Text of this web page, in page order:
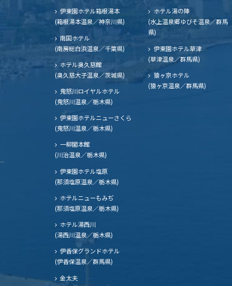
伊東園ホテル箱根湯本
(箱根湯本温泉／神奈川県)
南国ホテル
(南房総白浜温泉／千葉県)
ホテル奥久慈館
(奥久慈大子温泉／茨城県)
鬼怒川ロイヤルホテル
(鬼怒川温泉／栃木県)
伊東園ホテルニューさくら
(鬼怒川温泉／栃木県)
一柳閣本館
(川治温泉／栃木県)
伊東園ホテル塩原
(那須塩原温泉／栃木県)
ホテルニューもみぢ
(那須塩原温泉／栃木県)
ホテル湯西川
(湯西川温泉／栃木県)
伊香保グランドホテル
(伊香保温泉／群馬県)
金太夫
ホテル湯の陣
(水上温泉郷ゆびそ温泉／群馬
県)
伊東園ホテル草津
(草津温泉／群馬県)
猿ヶ京ホテル
(猿ヶ京温泉／群馬県)